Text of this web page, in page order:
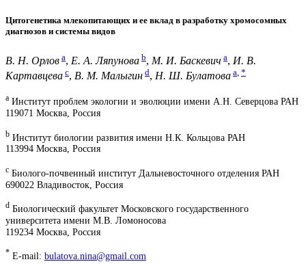
Цитогенетика млекопитающих и ее вклад в разработку хромосомных
диагнозов и системы видов
В. Н. Орлов a, Е. А. Ляпунова b, М. И. Баскевич a, И. В.
Картавцева c, В. М. Малыгин d, Н. Ш. Булатова a, *
a Институт проблем экологии и эволюции имени А.Н. Северцова РАН
119071 Москва, Россия
b Институт биологии развития имени Н.К. Кольцова РАН
113994 Москва, Россия
c Биолого-почвенный институт Дальневосточного отделения РАН
690022 Владивосток, Россия
d Биологический факультет Московского государственного
университета имени М.В. Ломоносова
119234 Москва, Россия
* E-mail: bulatova.nina@gmail.com